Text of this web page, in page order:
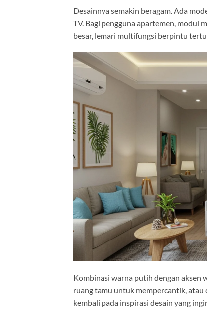
Desainnya semakin beragam. Ada
TV. Bagi pengguna apartemen, modul
besar, lemari multifungsi berpintu
Kombinasi warna putih dengan aksen
ruang tamu untuk mempercantik, atau
kembali pada inspirasi desain yang